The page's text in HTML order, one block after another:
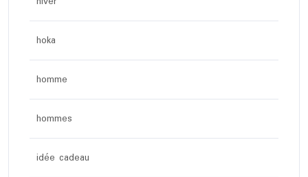
hoka
homme
hommes
idée cadeau